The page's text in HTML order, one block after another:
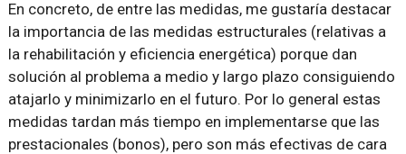
En concreto, de entre las medidas, me gustaría destacar
la importancia de las medidas estructurales (relativas a
la rehabilitación y eficiencia energética) porque dan
solución al problema a medio y largo plazo consiguiendo
atajarlo y minimizarlo en el futuro. Por lo general estas
medidas tardan más tiempo en implementarse que las
prestacionales (bonos), pero son más efectivas de cara